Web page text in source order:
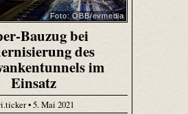
Foto: ÖBB/evmedia
Bauzug bei
des
im
Einsatz
• 5. Mai 2021